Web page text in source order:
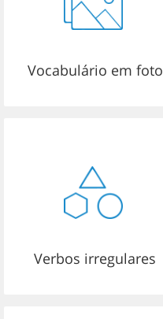
Vocabulário em foto
Verbos irregulares